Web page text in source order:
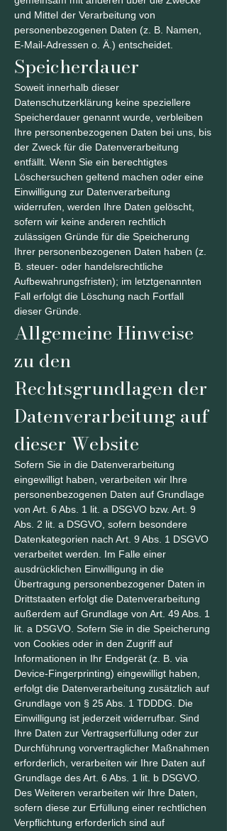
und Mittel der Verarbeitung von
personenbezogenen Daten (z. B. Namen,
E-Mail-Adressen o. Ä.) entscheidet.
Speicherdauer
Soweit innerhalb dieser
Datenschutzerklärung keine speziellere
Speicherdauer genannt wurde, verbleiben
Ihre personenbezogenen Daten bei uns, bis
der Zweck für die Datenverarbeitung
entfällt. Wenn Sie ein berechtigtes
Löschersuchen geltend machen oder eine
Einwilligung zur Datenverarbeitung
widerrufen, werden Ihre Daten gelöscht,
sofern wir keine anderen rechtlich
zulässigen Gründe für die Speicherung
Ihrer personenbezogenen Daten haben (z.
B. steuer- oder handelsrechtliche
Aufbewahrungsfristen); im letztgenannten
Fall erfolgt die Löschung nach Fortfall
dieser Gründe.
Allgemeine Hinweise
zu den
Rechtsgrundlagen der
Datenverarbeitung auf
dieser Website
Sofern Sie in die Datenverarbeitung
eingewilligt haben, verarbeiten wir Ihre
personenbezogenen Daten auf Grundlage
von Art. 6 Abs. 1 lit. a DSGVO bzw. Art. 9
Abs. 2 lit. a DSGVO, sofern besondere
Datenkategorien nach Art. 9 Abs. 1 DSGVO
verarbeitet werden. Im Falle einer
ausdrücklichen Einwilligung in die
Übertragung personenbezogener Daten in
Drittstaaten erfolgt die Datenverarbeitung
außerdem auf Grundlage von Art. 49 Abs. 1
lit. a DSGVO. Sofern Sie in die Speicherung
von Cookies oder in den Zugriff auf
Informationen in Ihr Endgerät (z. B. via
Device-Fingerprinting) eingewilligt haben,
erfolgt die Datenverarbeitung zusätzlich auf
Grundlage von § 25 Abs. 1 TDDDG. Die
Einwilligung ist jederzeit widerrufbar. Sind
Ihre Daten zur Vertragserfüllung oder zur
Durchführung vorvertraglicher Maßnahmen
erforderlich, verarbeiten wir Ihre Daten auf
Grundlage des Art. 6 Abs. 1 lit. b DSGVO.
Des Weiteren verarbeiten wir Ihre Daten,
sofern diese zur Erfüllung einer rechtlichen
Verpflichtung erforderlich sind auf